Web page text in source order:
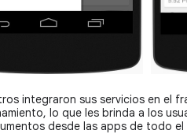
integraron sus servicios en el
lo que les brinda a los
desde las apps de todo el